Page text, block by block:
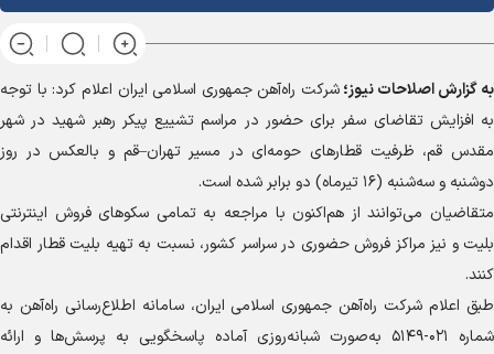
به گزارشاصلاحات نیوز؛شرکت راه‌آهن جمهوری اسلامی ایران اعلام کرد: با توجه
به افزایش تقاضای سفر برای حضور در مراسم تشییع پیکر رهبر شهید در شهر
مقدس قم، ظرفیت قطار‌های حومه‌ای در مسیر تهران–قم و بالعکس در روز
دوشنبه و سه‌شنبه (۱۶ تیرماه) دو برابر شده است.
متقاضیان می‌توانند از هم‌اکنون با مراجعه به تمامی سکو‌های فروش اینترنتی
بلیت و نیز مراکز فروش حضوری در سراسر کشور، نسبت به تهیه بلیت قطار اقدام
کنند.
طبق اعلام شرکت راه‌آهن جمهوری اسلامی ایران، سامانه اطلاع‌رسانی راه‌آهن به
شماره ۰۲۱-۵۱۴۹ به‌صورت شبانه‌روزی آماده پاسخگویی به پرسش‌ها و ارائه